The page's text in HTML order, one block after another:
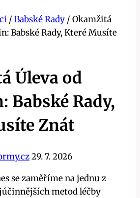
/ Babské Rady / Okamžitá
Babské Rady, Které Musíte
Úleva od
Babské Rady,
Znát
29. 7. 2026
se zaměříme na jednu z
metod léčby